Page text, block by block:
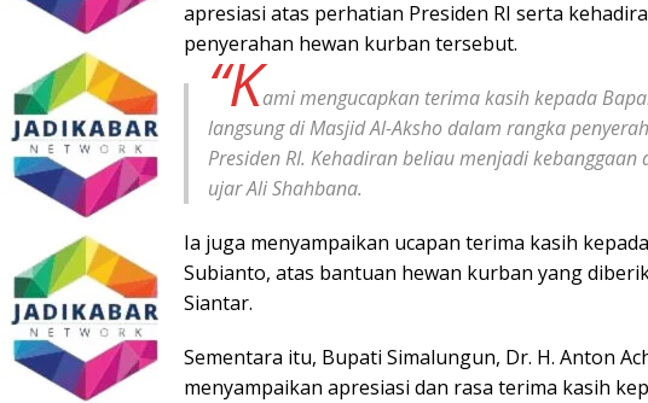
apresiasi atas perhatian Presiden RI serta
penyerahan hewan kurban tersebut.
“Kami mengucapkan terima kasih kepada
langsung di Masjid Al-Aksho dalam rangka
Presiden RI. Kehadiran beliau menjadi
ujar Ali Shahbana.
Ia juga menyampaikan ucapan terima kasih
Subianto, atas bantuan hewan kurban yang
Siantar.
Sementara itu, Bupati Simalungun, Dr. H. Anton
menyampaikan apresiasi dan rasa terima kasih